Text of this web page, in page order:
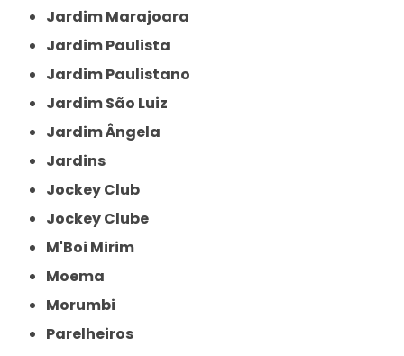
Jardim Marajoara
Jardim Paulista
Jardim Paulistano
Jardim São Luiz
Jardim Ângela
Jardins
Jockey Club
Jockey Clube
M'Boi Mirim
Moema
Morumbi
Parelheiros